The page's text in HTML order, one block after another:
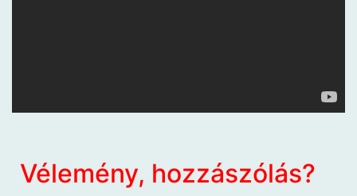
Vélemény, hozzászólás?